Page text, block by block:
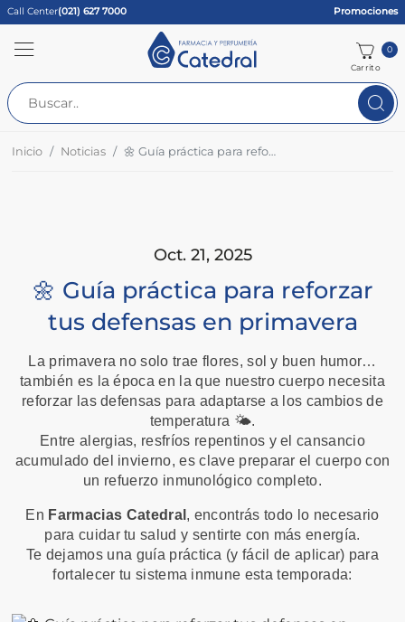
Call Center(021) 627 7000 Promociones
Carrito
0
Inicio Noticias 🌼 Guía práctica para reforzar tus defensas en primavera
Oct. 21, 2025
🌼 Guía práctica para reforzar
tus defensas en primavera
La primavera no solo trae flores, sol y buen humor…
también es la época en la que nuestro cuerpo necesita
reforzar las defensas para adaptarse a los cambios de
temperatura 🌤️.
Entre alergias, resfríos repentinos y el cansancio
acumulado del invierno, es clave preparar el cuerpo con
un refuerzo inmunológico completo.
En Farmacias Catedral , encontrás todo lo necesario
para cuidar tu salud y sentirte con más energía.
Te dejamos una guía práctica (y fácil de aplicar) para
fortalecer tu sistema inmune esta temporada: